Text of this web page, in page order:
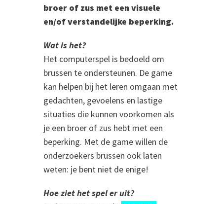
broer of zus met een visuele
en/of verstandelijke beperking.
Wat is het?
Het computerspel is bedoeld om
brussen te ondersteunen. De game
kan helpen bij het leren omgaan met
gedachten, gevoelens en lastige
situaties die kunnen voorkomen als
je een broer of zus hebt met een
beperking. Met de game willen de
onderzoekers brussen ook laten
weten: je bent niet de enige!
Hoe ziet het spel er uit?